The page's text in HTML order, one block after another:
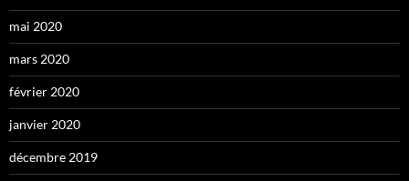
mai 2020
mars 2020
février 2020
janvier 2020
décembre 2019